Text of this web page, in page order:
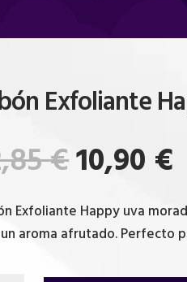
Exfoliante
€El
precio
original
era:
12,85 €.
10,90 €
Exfoliante Happy uva
aroma afrutado. Perfecto